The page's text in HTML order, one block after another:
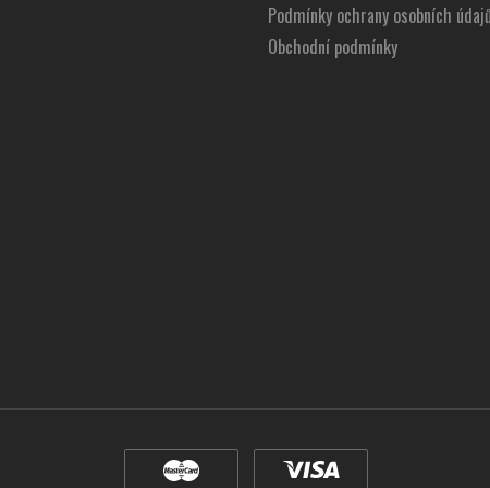
Podmínky ochrany osobních
Obchodní podmínky